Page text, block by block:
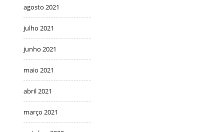
agosto 2021
julho 2021
junho 2021
maio 2021
abril 2021
março 2021